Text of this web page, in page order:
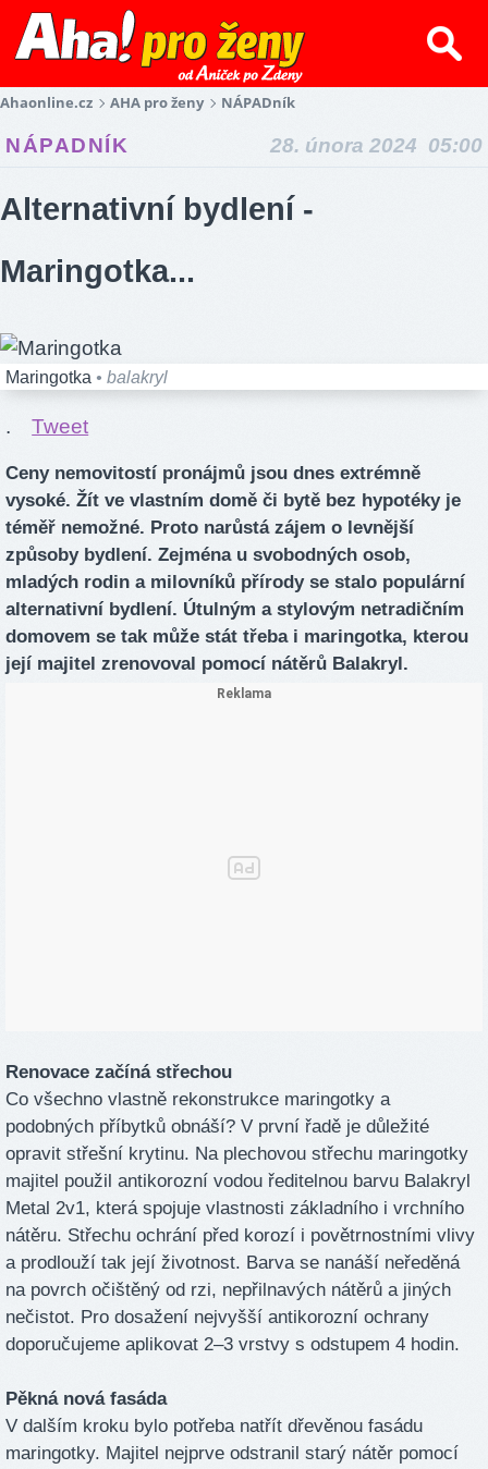
Ahaonline.cz AHA pro ženy NÁPADník
28. února 2024 05:00
NÁPADNÍK
Alternativní bydlení -
Maringotka...
Maringotka • balakryl
. Tweet
Ceny nemovitostí pronájmů jsou dnes extrémně
vysoké. Žít ve vlastním domě či bytě bez hypotéky je
téměř nemožné. Proto narůstá zájem o levnější
způsoby bydlení. Zejména u svobodných osob,
mladých rodin a milovníků přírody se stalo populární
alternativní bydlení. Útulným a stylovým netradičním
domovem se tak může stát třeba i maringotka, kterou
její majitel zrenovoval pomocí nátěrů Balakryl.
Renovace začíná střechou
Co všechno vlastně rekonstrukce maringotky a
podobných příbytků obnáší? V první řadě je důležité
opravit střešní krytinu. Na plechovou střechu maringotky
majitel použil antikorozní vodou ředitelnou barvu Balakryl
Metal 2v1, která spojuje vlastnosti základního i vrchního
nátěru. Střechu ochrání před korozí i povětrnostními vlivy
a prodlouží tak její životnost. Barva se nanáší neředěná
na povrch očištěný od rzi, nepřilnavých nátěrů a jiných
nečistot. Pro dosažení nejvyšší antikorozní ochrany
doporučujeme aplikovat 2–3 vrstvy s odstupem 4 hodin.
Pěkná nová fasáda
V dalším kroku bylo potřeba natřít dřevěnou fasádu
maringotky. Majitel nejprve odstranil starý nátěr pomocí